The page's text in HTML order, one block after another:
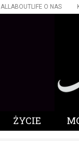
ALLABOUTLIFE O NAS
ŻYCIE